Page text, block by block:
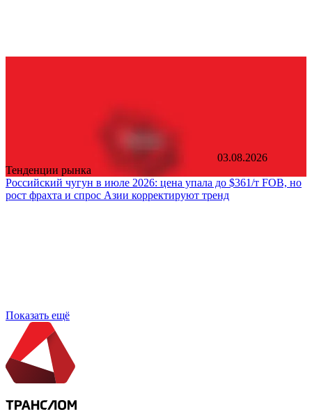
03.08.2026
Тенденции рынка
Российский чугун в июле 2026: цена упала до $361/т FOB, но
рост фрахта и спрос Азии корректируют тренд
Показать ещё